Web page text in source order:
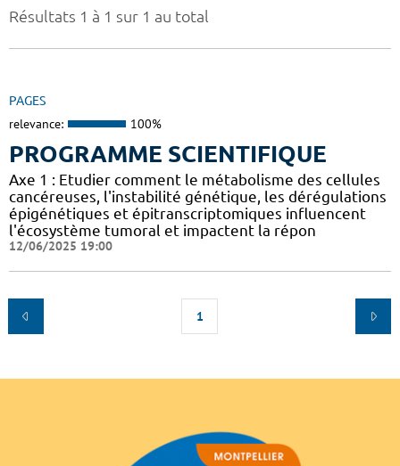
Résultats 1 à 1 sur 1 au total
PAGES
relevance: 100%
PROGRAMME SCIENTIFIQUE
Axe 1 : Etudier comment le métabolisme des cellules
cancéreuses, l'instabilité génétique, les dérégulations
épigénétiques et épitranscriptomiques influencent
l'écosystème tumoral et impactent la répon
12/06/2025 19:00
1